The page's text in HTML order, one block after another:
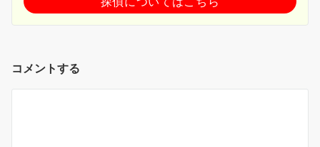
コメントする